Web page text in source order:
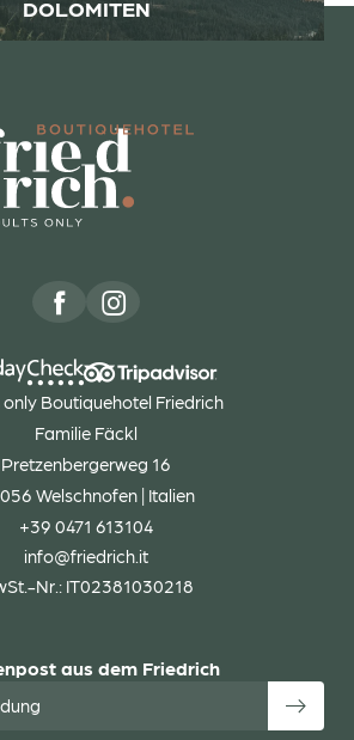
DOLOMITEN
Boutiquehotel Friedrich
Familie Fäckl
Pretzenbergerweg 16
Welschnofen | Italien
+39 0471 613104
info@friedrich.it
Nr.: IT02381030218
aus dem Friedrich